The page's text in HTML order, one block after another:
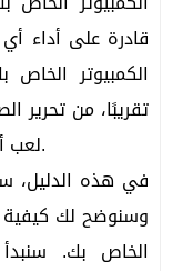
قادرة على أداء
الكمبيوتر
تقريبًا، من تحرير
لعب ألعاب مثيرة إلى إدارة مهامك اليومية.
في هذه الدليل،
وسنوضح لك كيفية
الخاص بك.